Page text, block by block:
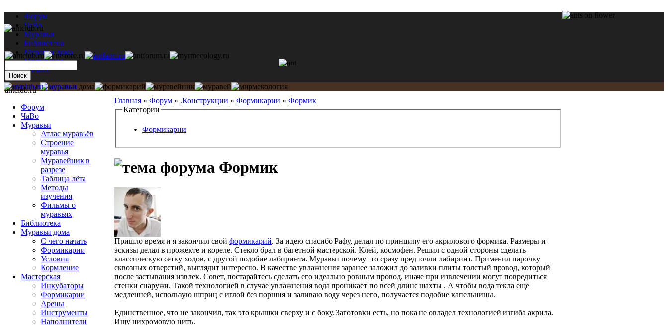
Форум
ЧаВо
Муравьи
Библиотека
Муравьи дома
Мастерская
Каталог
Главная » Форум » .Конструкции » Формикарии » Формик
Категории
Формикарии
Формик
Пришло время и я закончил свой формикарий. За идею спасибо Рафу, делал по принципу его акрилового формика. Размеры и
эскизы делал в прожекте и кореле. Стекло брал в багетной мастерской. Клей, космофен. Решил с одной стороны сделать
классическую сетку ходов, с другой подобие лабиринта. Муравьи почему- то сразу предпочли лабиринт. Применил парочку
сквозных отверстий, выглядит интересно. В качестве увлажнения заранее заложил до заливки плиты толстый провод, который
после застывания извлек. Совет, постарайтесь сделать его идеально ровным провод, иначе при извлечении могут повредиться
стенки снаружи. Такой технологией в случае увлажнения вода проникает по всей длине шахты . А чтобы вода текла еще
медленней, использую шприц с иглой без поршня и заливаю воду через него, получается подобие капельницы.
Единственное, что не закончил, так это крышки сверху и с боку. Заготовки есть, но пока не овладел технологией изгиба акрила.
Ищу нихромовую нить.
antclub.ru
Форум
ЧаВо
Муравьи
Атлас муравьёв
Строение
муравья
Муравейник в
разрезе
Таблица лёта
Методы
изучения
Фильмы о
муравьях
Библиотека
Муравьи дома
С чего начать
Формикарии
Условия
Кормление
Мастерская
Инкубаторы
Формикарии
Арены
Инструменты
Наполнители